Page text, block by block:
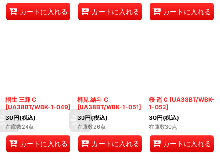
カートに入れる カートに入れる カートに入れる
桐生 三輝 C
[UA38BT/WBK-1-049]
30円(税込)
在庫数24点
カートに入れる
楠見 結斗 C
[UA38BT/WBK-1-051]
30円(税込)
在庫数26点
カートに入れる
桜 遥 C [UA38BT/WBK-
1-052]
30円(税込)
在庫数30点
カートに入れる